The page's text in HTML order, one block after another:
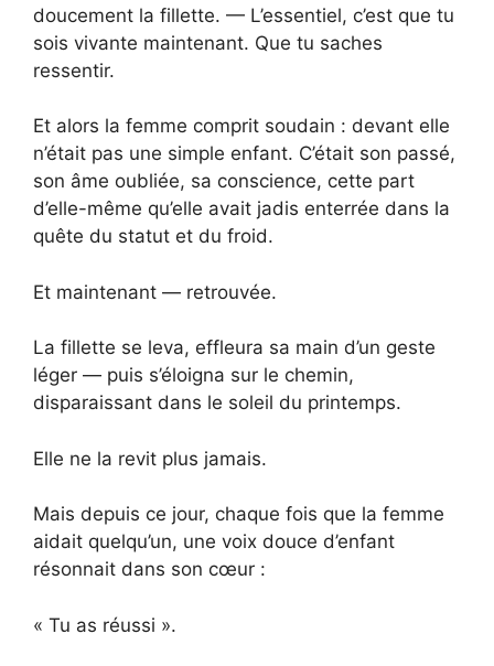
doucement la fillette. — L’essentiel, c’est que tu
sois vivante maintenant. Que tu saches
ressentir.
Et alors la femme comprit soudain : devant elle
n’était pas une simple enfant. C’était son passé,
son âme oubliée, sa conscience, cette part
d’elle-même qu’elle avait jadis enterrée dans la
quête du statut et du froid.
Et maintenant — retrouvée.
La fillette se leva, effleura sa main d’un geste
léger — puis s’éloigna sur le chemin,
disparaissant dans le soleil du printemps.
Elle ne la revit plus jamais.
Mais depuis ce jour, chaque fois que la femme
aidait quelqu’un, une voix douce d’enfant
résonnait dans son cœur :
« Tu as réussi ».